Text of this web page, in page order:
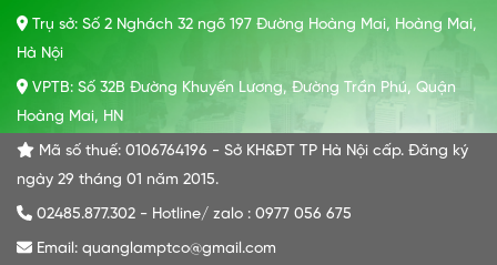
Trụ sở: Số 2 Nghách 32 ngõ 197 Đường Hoàng Mai, Hoàng Mai,
Hà Nội
VPTB: Số 32B Đường Khuyến Lương, Đường Trần Phú, Quận
Hoàng Mai, HN
Mã số thuế: 0106764196 - Sở KH&ĐT TP Hà Nội cấp. Đăng ký
ngày 29 tháng 01 năm 2015.
02485.877.302 - Hotline/ zalo : 0977 056 675
Email: quanglamptco@gmail.com